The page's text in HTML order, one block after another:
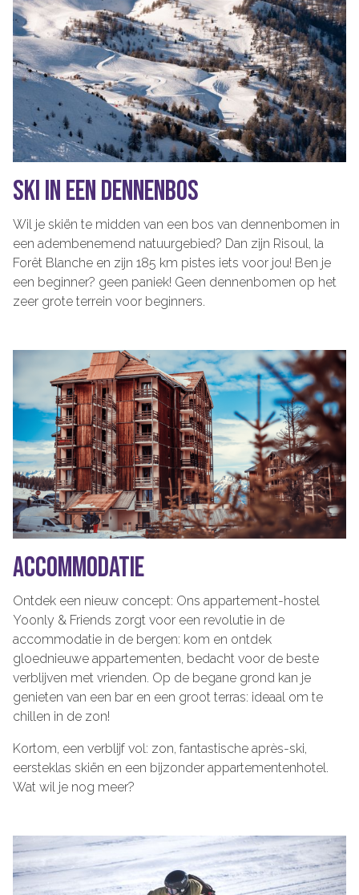
SKI IN EEN DENNENBOS
Wil je skiën te midden van een bos van dennenbomen in
een adembenemend natuurgebied? Dan zijn Risoul, la
Forêt Blanche en zijn 185 km pistes iets voor jou! Ben je
een beginner? geen paniek! Geen dennenbomen op het
zeer grote terrein voor beginners.
ACCOMMODATIE
Ontdek een nieuw concept: Ons appartement-hostel
Yoonly & Friends zorgt voor een revolutie in de
accommodatie in de bergen: kom en ontdek
gloednieuwe appartementen, bedacht voor de beste
verblijven met vrienden. Op de begane grond kan je
genieten van een bar en een groot terras: ideaal om te
chillen in de zon!
Kortom, een verblijf vol: zon, fantastische après-ski,
eersteklas skiën en een bijzonder appartementenhotel.
Wat wil je nog meer?